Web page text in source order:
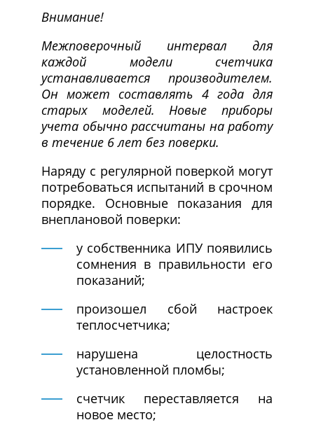
Внимание!
Межповерочный интервал для
каждой модели счетчика
устанавливается производителем.
Он может составлять 4 года для
старых моделей. Новые приборы
учета обычно рассчитаны на работу
в течение 6 лет без поверки.
Наряду с регулярной поверкой могут
потребоваться испытаний в срочном
порядке. Основные показания для
внеплановой поверки:
у собственника ИПУ появились
сомнения в правильности его
показаний;
произошел сбой настроек
теплосчетчика;
нарушена целостность
установленной пломбы;
счетчик переставляется на
новое место;